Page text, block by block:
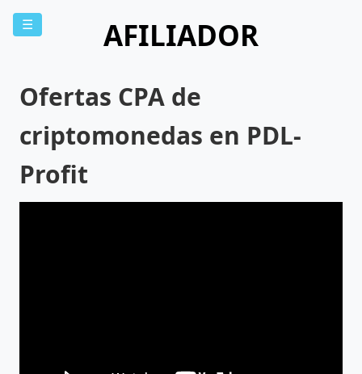
☰ AFILIADOR
Ofertas CPA de
criptomonedas en PDL-
Profit